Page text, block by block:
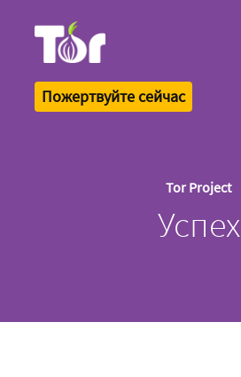
Пожертвуйте сейчас
Tor Project
Успех